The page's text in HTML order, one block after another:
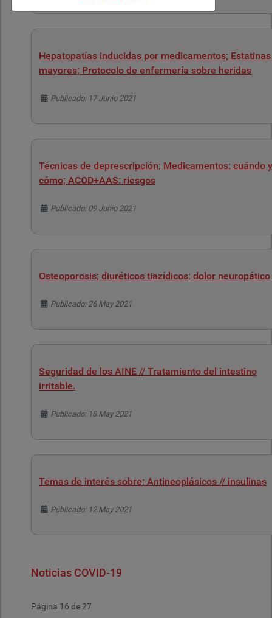
Hepatopatías inducidas por medicamentos;
mayores; Protocolo de enfermería sobre heridas
Detalles
Publicado: 17 Junio 2021
Técnicas de deprescripción; Medicamentos: cuándo y
cómo; ACOD+AAS: riesgos
Detalles
Publicado: 09 Junio 2021
Osteoporosis; diuréticos tiazídicos; dolor neuropático
Detalles
Publicado: 26 May 2021
Seguridad de los AINE // Tratamiento del intestino
irritable.
Detalles
Publicado: 18 May 2021
Temas de interés sobre: Antineoplásicos // insulinas
Detalles
Publicado: 12 May 2021
Noticias COVID-19
Página 16 de 27